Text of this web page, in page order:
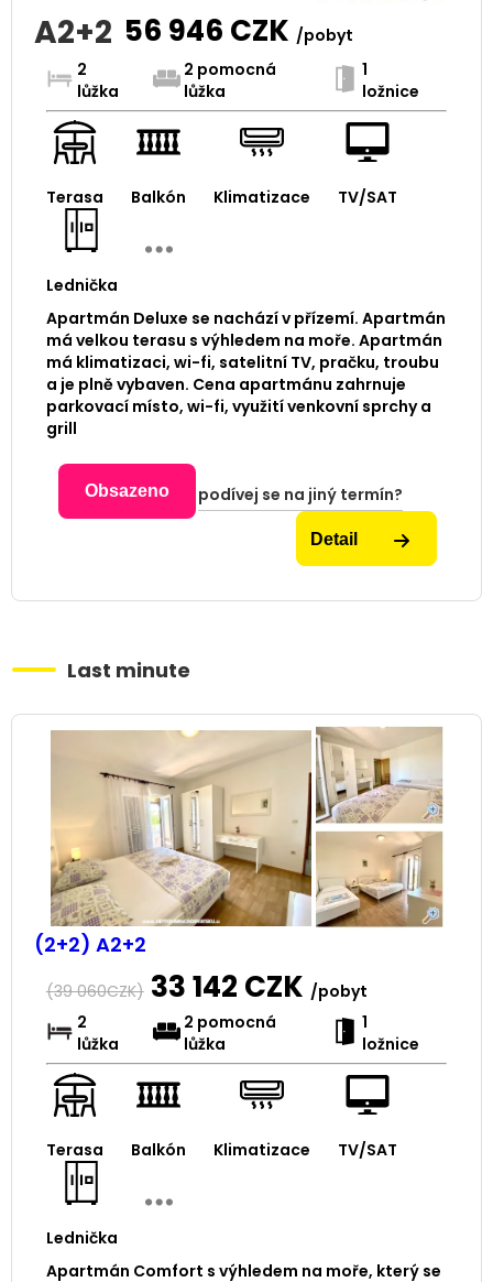
A2+2 56 946 CZK /pobyt
2
lůžka
2 pomocná
lůžka
1
ložnice
Terasa Balkón Klimatizace TV/SAT
Lednička
Apartmán Deluxe se nachází v přízemí. Apartmán
má velkou terasu s výhledem na moře. Apartmán
má klimatizaci, wi-fi, satelitní TV, pračku, troubu
a je plně vybaven. Cena apartmánu zahrnuje
parkovací místo, wi-fi, využití venkovní sprchy a
grill
Obsazeno podívej se na jiný termín?
Detail
Last minute
(2+2) A2+2
(39 060CZK) 33 142 CZK /pobyt
2
lůžka
2 pomocná
lůžka
1
ložnice
Terasa Balkón Klimatizace TV/SAT
Lednička
Apartmán Comfort s výhledem na moře, který se